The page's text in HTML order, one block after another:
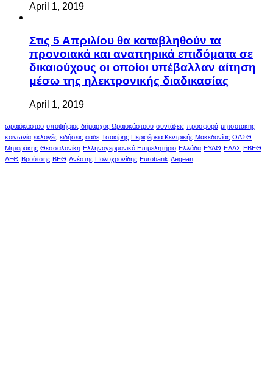
April 1, 2019
Στις 5 Απριλίου θα καταβληθούν τα
προνοιακά και αναπηρικά επιδόματα σε
δικαιούχους οι οποίοι υπέβαλλαν αίτηση
μέσω της ηλεκτρονικής διαδικασίας
April 1, 2019
ωραιόκαστρο υποψήφιος δήμαρχος Ωραιοκάστρου συντάξεις προσφορά μητσοτακης
κοινωνία εκλογές ειδήσεις ααδε Τσακίρης Περιφέρεια Κεντρικής Μακεδονίας ΟΑΣΘ
Μηταράκης Θεσσαλονίκη Ελληνογερμανικό Επιμελητήριο Ελλάδα ΕΥΑΘ ΕΛΑΣ ΕΒΕΘ
ΔΕΘ Βρούτσης ΒΕΘ Ανέστης Πολυχρονίδης Eurobank Aegean